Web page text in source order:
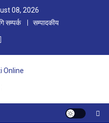
08, 2026
सम्पर्क सम्पादकीय